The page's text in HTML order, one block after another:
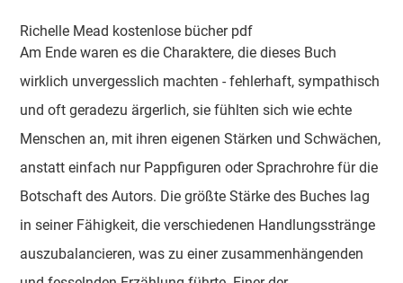
Richelle Mead kostenlose bücher pdf
Am Ende waren es die Charaktere, die dieses Buch
wirklich unvergesslich machten - fehlerhaft, sympathisch
und oft geradezu ärgerlich, sie fühlten sich wie echte
Menschen an, mit ihren eigenen Stärken und Schwächen,
anstatt einfach nur Pappfiguren oder Sprachrohre für die
Botschaft des Autors. Die größte Stärke des Buches lag
in seiner Fähigkeit, die verschiedenen Handlungsstränge
auszubalancieren, was zu einer zusammenhängenden